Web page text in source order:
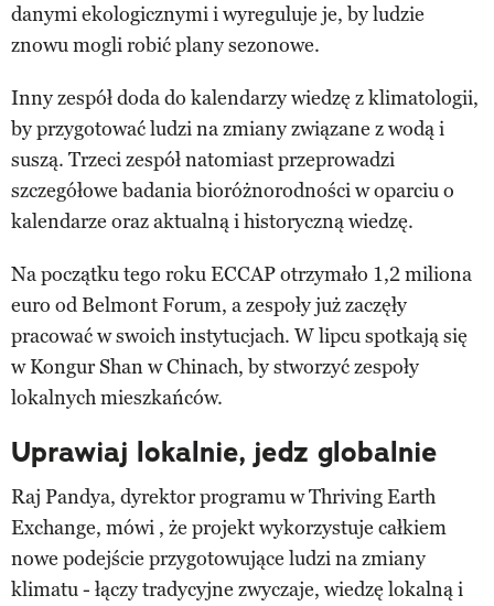
danymi ekologicznymi i wyreguluje je, by ludzie
znowu mogli robić plany sezonowe.
Inny zespół doda do kalendarzy wiedzę z klimatologii,
by przygotować ludzi na zmiany związane z wodą i
suszą. Trzeci zespół natomiast przeprowadzi
szczegółowe badania bioróżnorodności w oparciu o
kalendarze oraz aktualną i historyczną wiedzę.
Na początku tego roku ECCAP otrzymało 1,2 miliona
euro od Belmont Forum, a zespoły już zaczęły
pracować w swoich instytucjach. W lipcu spotkają się
w Kongur Shan w Chinach, by stworzyć zespoły
lokalnych mieszkańców.
Uprawiaj lokalnie, jedz globalnie
Raj Pandya, dyrektor programu w Thriving Earth
Exchange, mówi , że projekt wykorzystuje całkiem
nowe podejście przygotowujące ludzi na zmiany
klimatu - łączy tradycyjne zwyczaje, wiedzę lokalną i